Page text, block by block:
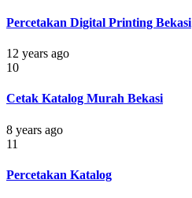
Percetakan Digital Printing Bekasi
12 years ago
10
Cetak Katalog Murah Bekasi
8 years ago
11
Percetakan Katalog